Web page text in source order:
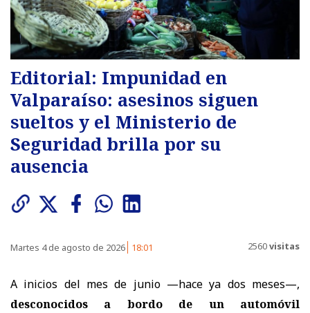
Editorial: Impunidad en
Valparaíso: asesinos siguen
sueltos y el Ministerio de
Seguridad brilla por su
ausencia
Martes 4 de agosto de 2026 18:01 2560visitas
A inicios del mes de junio —hace ya dos meses—,
desconocidos a bordo de un automóvil